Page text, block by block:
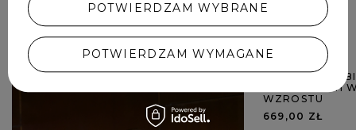
W PODOBNYM KOLORZE
TAMSIN -
WARIANTACH
WZROSTU
669,00 ZŁ
POTWIERDZAM WYBRANE
POTWIERDZAM WYMAGANE